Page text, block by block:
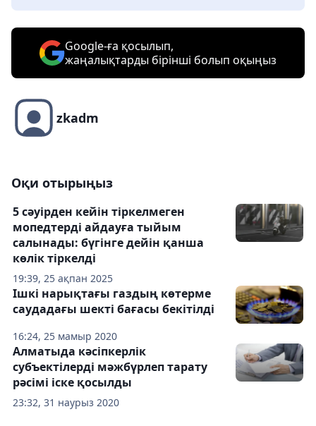
Google-ға қосылып,
жаңалықтарды бірінші болып оқыңыз
zkadm
Оқи отырыңыз
19:39, 25 ақпан 2025
5 сәуірден кейін тіркелмеген
мопедтерді айдауға тыйым
салынады: бүгінге дейін қанша
көлік тіркелді
16:24, 25 мамыр 2020
Ішкі нарықтағы газдың көтерме
саудадағы шекті бағасы бекітілді
23:32, 31 наурыз 2020
Алматыда кәсіпкерлік
субъектілерді мәжбүрлеп тарату
рәсімі іске қосылды